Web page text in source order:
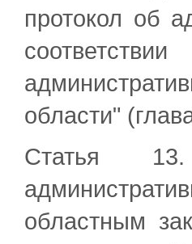
протокол об
области"
Статья 13.
областным